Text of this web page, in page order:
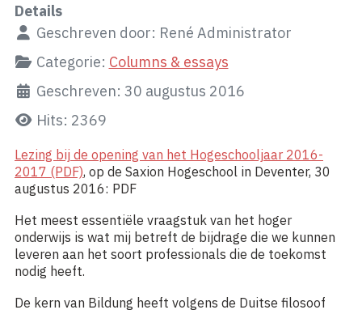
Details
Geschreven door: René Administrator
Categorie: Columns & essays
Geschreven: 30 augustus 2016
Hits: 2369
Lezing bij de opening van het Hogeschooljaar 2016-
2017 (PDF), op de Saxion Hogeschool in Deventer, 30
augustus 2016: PDF
Het meest essentiële vraagstuk van het hoger
onderwijs is wat mij betreft de bijdrage die we kunnen
leveren aan het soort professionals die de toekomst
nodig heeft.
De kern van Bildung heeft volgens de Duitse filosoof